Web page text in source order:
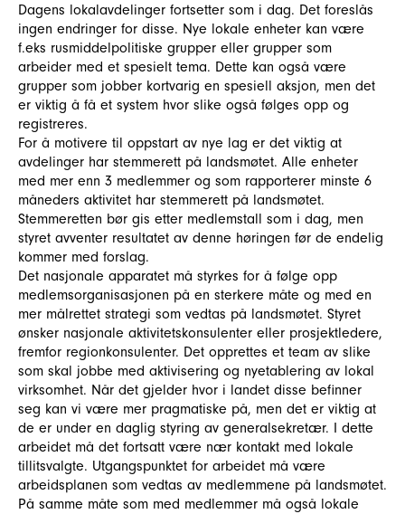
Dagens lokalavdelinger fortsetter som i dag. Det foreslås
ingen endringer for disse. Nye lokale enheter kan være
f.eks rusmiddelpolitiske grupper eller grupper som
arbeider med et spesielt tema. Dette kan også være
grupper som jobber kortvarig en spesiell aksjon, men det
er viktig å få et system hvor slike også følges opp og
registreres.
For å motivere til oppstart av nye lag er det viktig at
avdelinger har stemmerett på landsmøtet. Alle enheter
med mer enn 3 medlemmer og som rapporterer minste 6
måneders aktivitet har stemmerett på landsmøtet.
Stemmeretten bør gis etter medlemstall som i dag, men
styret avventer resultatet av denne høringen før de endelig
kommer med forslag.
Det nasjonale apparatet må styrkes for å følge opp
medlemsorganisasjonen på en sterkere måte og med en
mer målrettet strategi som vedtas på landsmøtet. Styret
ønsker nasjonale aktivitetskonsulenter eller prosjektledere,
fremfor regionkonsulenter. Det opprettes et team av slike
som skal jobbe med aktivisering og nyetablering av lokal
virksomhet. Når det gjelder hvor i landet disse befinner
seg kan vi være mer pragmatiske på, men det er viktig at
de er under en daglig styring av generalsekretær. I dette
arbeidet må det fortsatt være nær kontakt med lokale
tillitsvalgte. Utgangspunktet for arbeidet må være
arbeidsplanen som vedtas av medlemmene på landsmøtet.
På samme måte som med medlemmer må også lokale